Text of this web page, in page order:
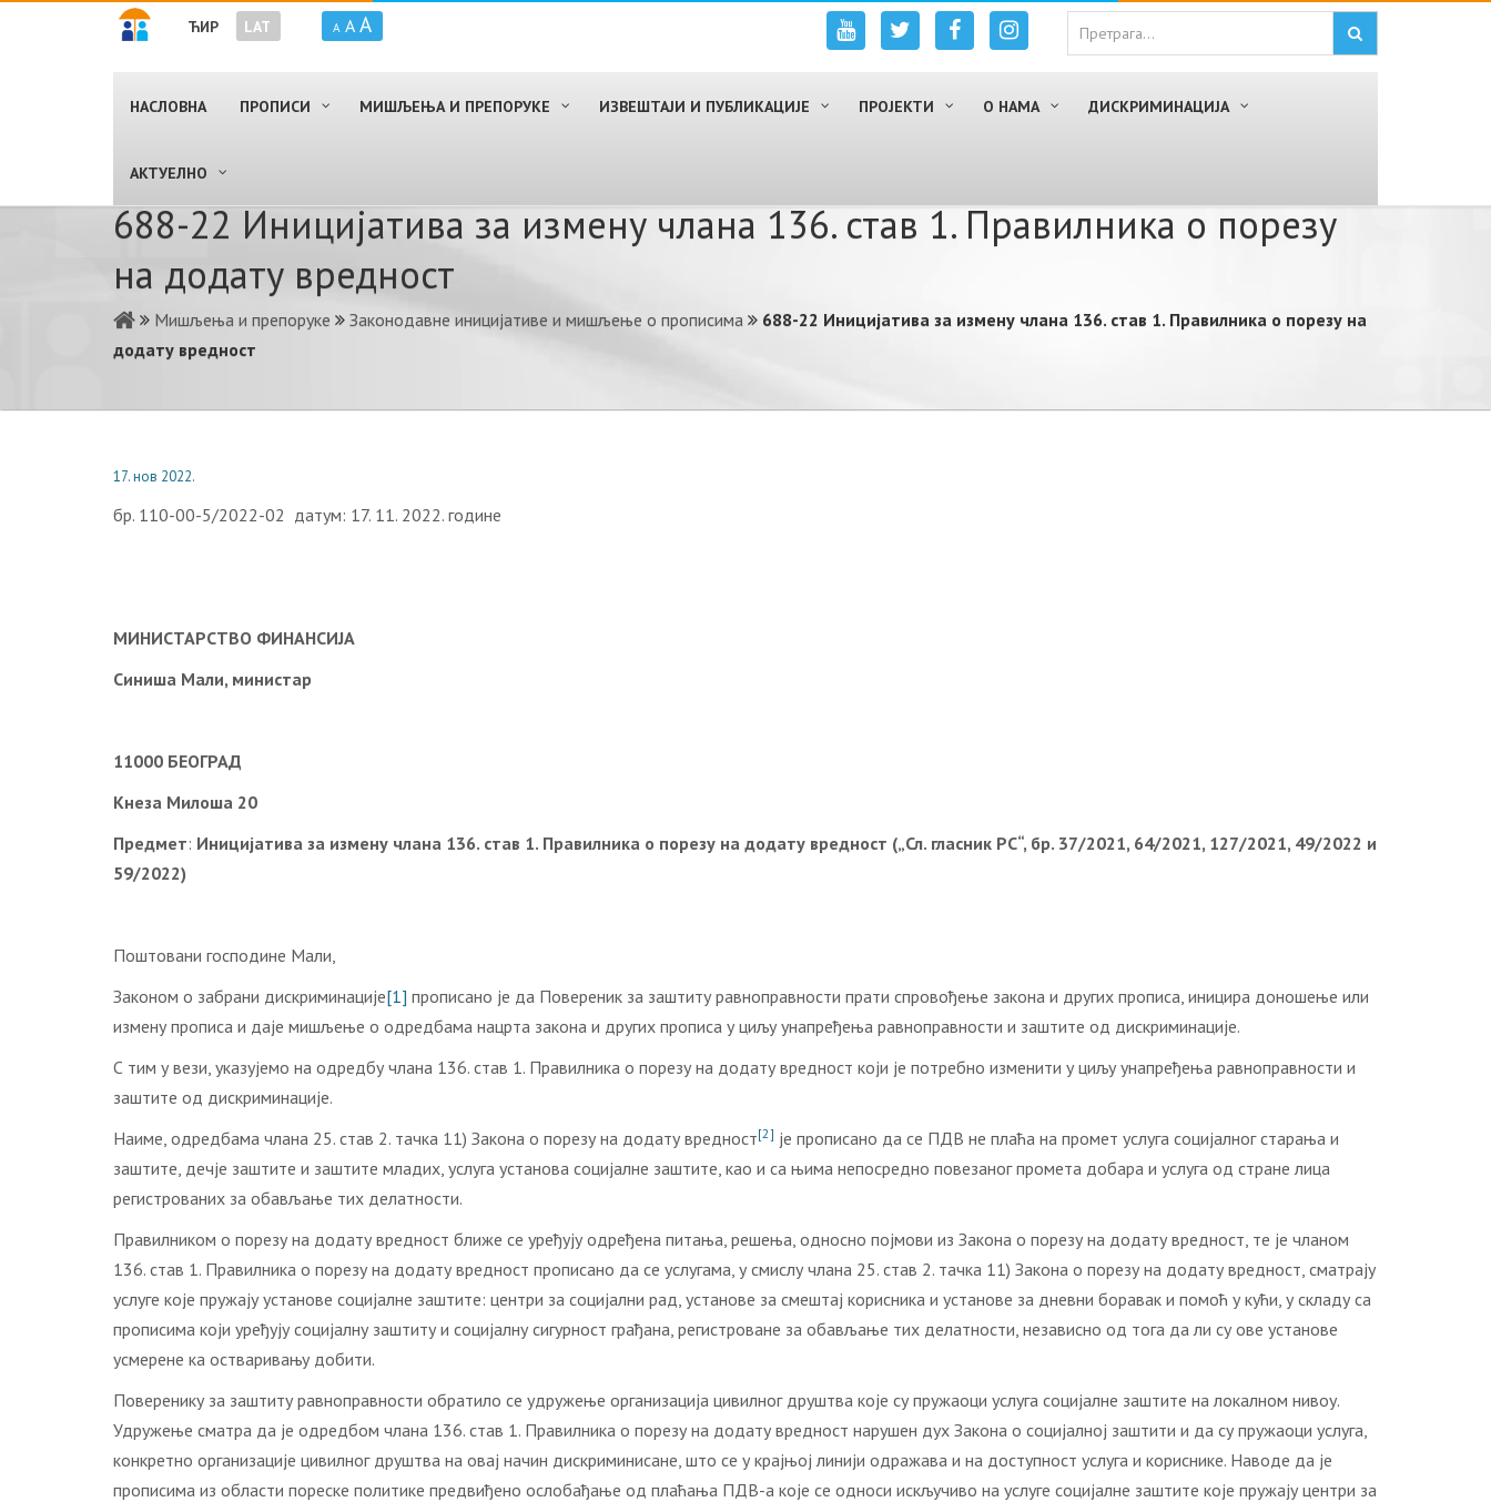
ЋИР LAT A A A
НАСЛОВНА ПРОПИСИ МИШЉЕЊА И ПРЕПОРУКЕ ИЗВЕШТАЈИ И ПУБЛИКАЦИЈЕ ПРОЈЕКТИ О НАМА ДИСКРИМИНАЦИЈА
AКТУЕЛНО
688-22 Иницијатива за измену члана 136. став 1. Правилника о порезу
на додату вредност
Мишљења и препоруке Законодавне иницијативе и мишљење о прописима
688-22 Иницијатива за измену члана 136. став 1. Правилника о порезу на
додату вредност
17. нов 2022.
бр. 110-00-5/2022-02 датум: 17. 11. 2022. године
МИНИСТАРСТВО ФИНАНСИЈА
Синиша Мали, министар
11000 БЕОГРАД
Кнеза Милоша 20
Предмет: Иницијатива за измену члана 136. став 1. Правилника о порезу на додату вредност („Сл. гласник РС“, бр. 37/2021, 64/2021, 127/2021, 49/2022 и
59/2022)
Поштовани господине Мали,
Законом о забрани дискриминације[1] прописано је да Повереник за заштиту равноправности прати спровођење закона и других прописа, иницира доношење или
измену прописа и даје мишљење о одредбама нацрта закона и других прописа у циљу унапређења равноправности и заштите од дискриминације.
С тим у вези, указујемо на одредбу члана 136. став 1. Правилника о порезу на додату вредност који је потребно изменити у циљу унапређења равноправности и
заштите од дискриминације.
Наиме, одредбама члана 25. став 2. тачка 11) Закона о порезу на додату вредност[2] је прописано да се ПДВ не плаћа на промет услуга социјалног старања и
заштите, дечје заштите и заштите младих, услуга установа социјалне заштите, као и са њима непосредно повезаног промета добара и услуга од стране лица
регистрованих за обављање тих делатности.
Правилником о порезу на додату вредност ближе се уређују одређена питања, решења, односно појмови из Закона о порезу на додату вредност, те је чланом
136. став 1. Правилника о порезу на додату вредност прописано да се услугама, у смислу члана 25. став 2. тачка 11) Закона о порезу на додату вредност, сматрају
услуге које пружају установе социјалне заштите: центри за социјални рад, установе за смештај корисника и установе за дневни боравак и помоћ у кући, у складу са
прописима који уређују социјалну заштиту и социјалну сигурност грађана, регистроване за обављање тих делатности, независно од тога да ли су ове установе
усмерене ка остваривању добити.
Поверенику за заштиту равноправности обратило се удружење организација цивилног друштва које су пружаоци услуга социјалне заштите на локалном нивоу.
Удружење сматра да је одредбом члана 136. став 1. Правилника о порезу на додату вредност нарушен дух Закона о социјалној заштити и да су пружаоци услуга,
конкретно организације цивилног друштва на овај начин дискриминисане, што се у крајњој линији одражава и на доступност услуга и кориснике. Наводе да је
прописима из области пореске политике предвиђено ослобађање од плаћања ПДВ-а које се односи искључиво на услуге социјалне заштите које пружају центри за